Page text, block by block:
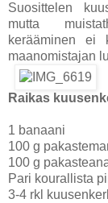
Suosittelen
mutta
kerääminen ei
maanomistajan
Raikas
1 banaani
100 g
100 g
Pari kourallista
3-4 rkl